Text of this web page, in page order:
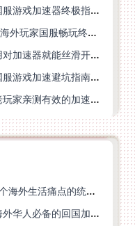
印度怎么玩全民突击？海外玩家国服游戏加速器终极指南（附原神延迟优化+精灵之境加速器选择）
300大作战国外无法登陆怎么办？海外玩家国服畅玩终极指南（附实测推荐）
非洲玩蛋仔派对总掉线？别慌，用对加速器就能丝滑开跑！
比利时怎么玩倩女幽魂？海外党国服游戏加速避坑指南（附实测推荐）
在欧洲怎么玩穿越火线不卡顿？老玩家亲测有效的加速器选择指南
在巴西打不开海通证券怎么办？3个海外生活痛点的统一解决方案
缅甸怎么打不开顺丰同城急送？海外华人必备的回国加速指南（附B站会员游戏解决方案）